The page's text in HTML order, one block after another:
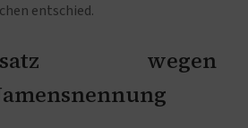
entschied.
wegen